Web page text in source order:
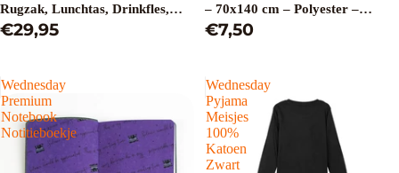
Rugzak, Lunchtas, Drinkfles,
Etui & Sleutelhanger - Zwart
€29,95
– 70x140 cm – Polyester –
Sneldrogend – Strand Handdoek
€7,50
Wednesday
Premium
Notebook
Notitieboekje
Wednesday
Pyjama
Meisjes
100%
Katoen
Zwart